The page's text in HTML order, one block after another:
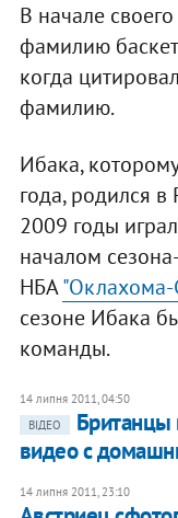
В начале
фамилию
когда
фамилию.
Ибака,
года, родился в
2009 годы
началом
НБА"Оклахома-
сезоне Ибака
команды.
14 липня 2011, 04:50
ВІДЕО
видео с
14 липня 2011, 23:10